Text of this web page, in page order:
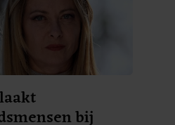
bij